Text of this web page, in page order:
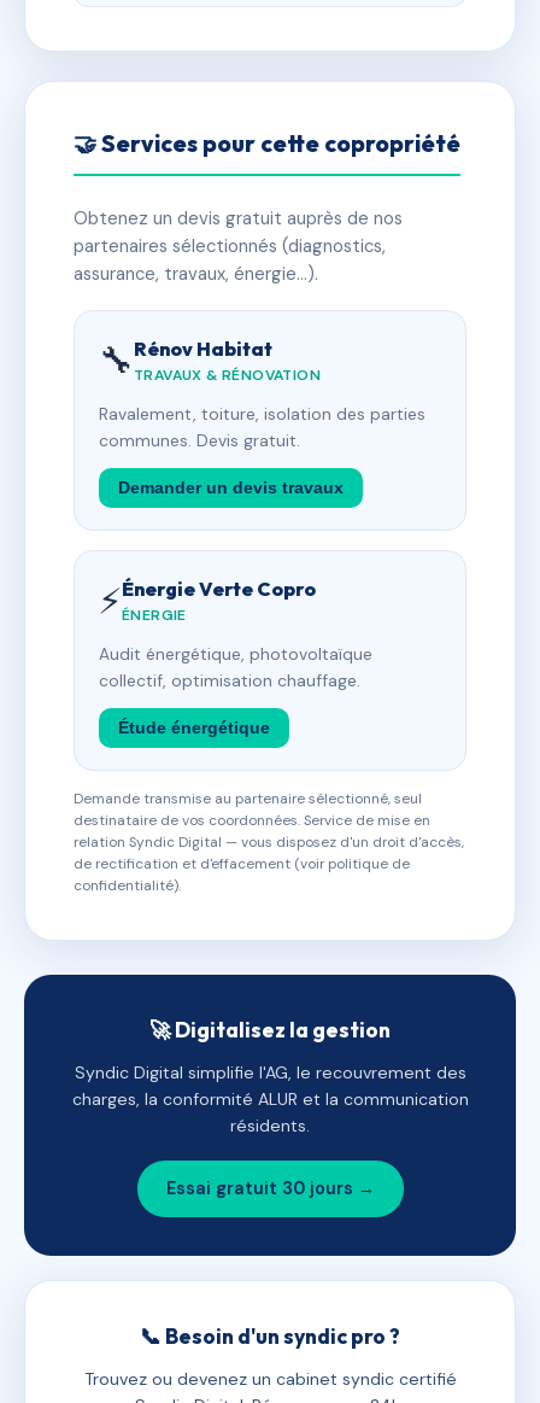
🤝 Services pour cette copropriété
Obtenez un devis gratuit auprès de nos
partenaires sélectionnés (diagnostics,
assurance, travaux, énergie…).
🔧 Rénov Habitat
TRAVAUX & RÉNOVATION
Ravalement, toiture, isolation des parties
communes. Devis gratuit.
Demander un devis travaux
⚡Énergie Verte Copro
ÉNERGIE
Audit énergétique, photovoltaïque
collectif, optimisation chauffage.
Étude énergétique
Demande transmise au partenaire sélectionné, seul
destinataire de vos coordonnées. Service de mise en
relation Syndic Digital — vous disposez d'un droit d'accès,
de rectification et d'effacement (voir politique de
confidentialité).
🚀 Digitalisez la gestion
Syndic Digital simplifie l'AG, le recouvrement des
charges, la conformité ALUR et la communication
résidents.
Essai gratuit 30 jours →
📞 Besoin d'un syndic pro ?
Trouvez ou devenez un cabinet syndic certifié